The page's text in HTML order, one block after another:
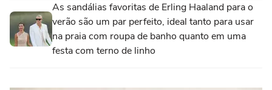
As sandálias favoritas de Erling Haaland para o
verão são um par perfeito, ideal tanto para usar
na praia com roupa de banho quanto em uma
festa com terno de linho